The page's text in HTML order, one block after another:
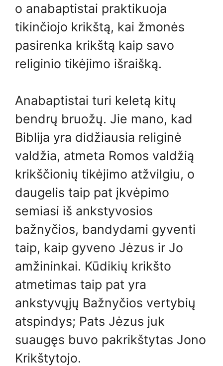
o anabaptistai praktikuoja
tikinčiojo krikštą, kai žmonės
pasirenka krikštą kaip savo
religinio tikėjimo išraišką.
Anabaptistai turi keletą kitų
bendrų bruožų. Jie mano, kad
Biblija yra didžiausia religinė
valdžia, atmeta Romos valdžią
krikščionių tikėjimo atžvilgiu, o
daugelis taip pat įkvėpimo
semiasi iš ankstyvosios
bažnyčios, bandydami gyventi
taip, kaip gyveno Jėzus ir Jo
amžininkai. Kūdikių krikšto
atmetimas taip pat yra
ankstyvųjų Bažnyčios vertybių
atspindys; Pats Jėzus juk
suaugęs buvo pakrikštytas Jono
Krikštytojo.